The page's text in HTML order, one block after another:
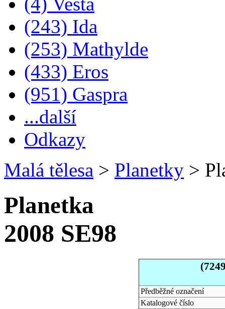
(243) Ida
(253) Mathylde
(433) Eros
(951) Gaspra
...další
Odkazy
Malá tělesa > Planetky >
Planetka
2008 SE98
Předběžné označení
Katalogové číslo